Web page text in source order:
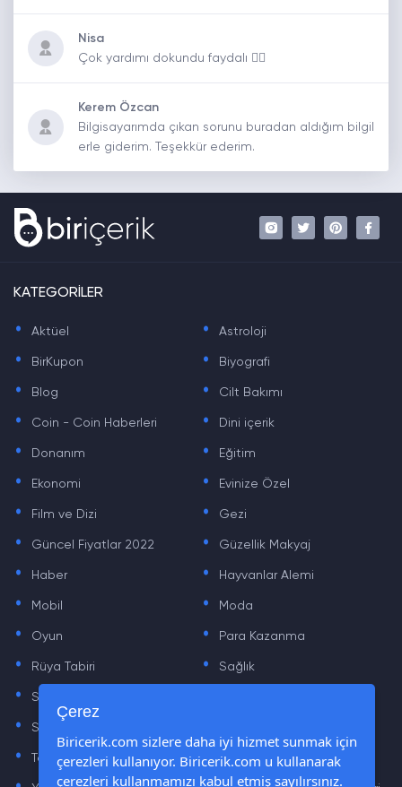
Nisa
Çok yardımı dokundu faydalı 👍🏼
Kerem Özcan
Bilgisayarımda çıkan sorunu buradan aldığım bilgil
erle giderim. Teşekkür ederim.
KATEGORİLER
. Aktüel . Astroloji
. BirKupon . Biyografi
. Blog . Cilt Bakımı
. Coin - Coin Haberleri . Dini içerik
. Donanım . Eğitim
. Ekonomi . Evinize Özel
. Film ve Dizi . Gezi
. Güncel Fiyatlar 2022 . Güzellik Makyaj
. Haber . Hayvanlar Alemi
. Mobil . Moda
. Oyun . Para Kazanma
. Rüya Tabiri . Sağlık
. Sinema .
. Sözler
. Teknoloji Haberleri . Yaşam
. .
Çerez
Biricerik.com sizlere daha iyi hizmet sunmak için
çerezleri kullanıyor. Biricerik.com u kullanarak
çerezleri kullanmamızı kabul etmiş sayılırsınız.